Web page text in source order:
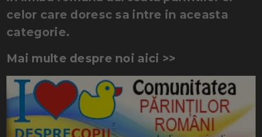
celor care doresc sa intre in aceasta
categorie.
Mai multe despre noi aici >>